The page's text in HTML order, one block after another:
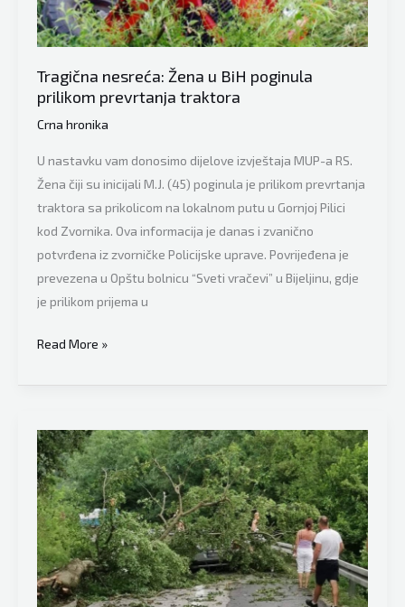
Tragična nesreća: Žena u BiH poginula
prilikom prevrtanja traktora
Crna hronika
U nastavku vam donosimo dijelove izvještaja MUP-a RS.
Žena čiji su inicijali M.J. (45) poginula je prilikom prevrtanja
traktora sa prikolicom na lokalnom putu u Gornjoj Pilici
kod Zvornika. Ova informacija je danas i zvanično
potvrđena iz zvorničke Policijske uprave. Povrijeđena je
prevezena u Opštu bolnicu “Sveti vračevi” u Bijeljinu, gdje
je prilikom prijema u
Tragična
Žena
BiH
poginula
prilikom
prevrtanja
traktora
Read More »